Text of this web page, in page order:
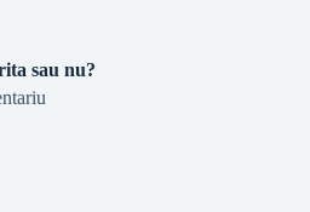
sau nu?